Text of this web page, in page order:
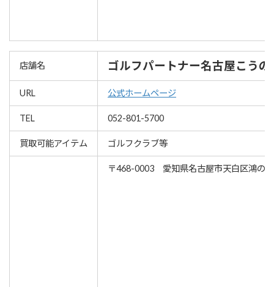
店舗名 ゴルフパートナー名古屋こう
URL 公式ホームページ
TEL 052-801-5700
買取可能アイテム ゴルフクラブ等
〒468-0003 愛知県名古屋市天白区鴻の